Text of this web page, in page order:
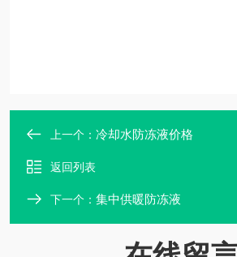
上一个： 冷却水防冻液价格
返回列表
下一个： 集中供暖防冻液